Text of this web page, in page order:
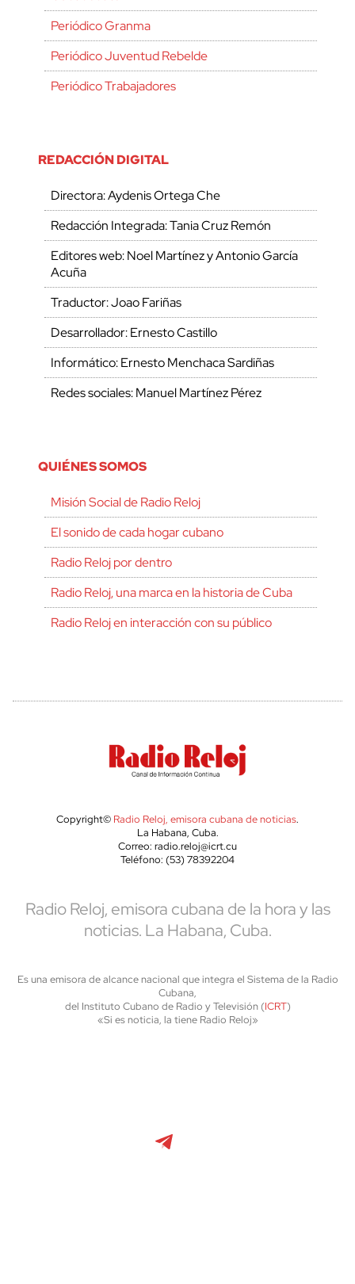
Periódico Granma
Periódico Juventud Rebelde
Periódico Trabajadores
REDACCIÓN DIGITAL
Directora: Aydenis Ortega Che
Redacción Integrada: Tania Cruz Remón
Editores web: Noel Martínez y Antonio García
Acuña
Traductor: Joao Fariñas
Desarrollador: Ernesto Castillo
Informático: Ernesto Menchaca Sardiñas
Redes sociales: Manuel Martínez Pérez
QUIÉNES SOMOS
Misión Social de Radio Reloj
El sonido de cada hogar cubano
Radio Reloj por dentro
Radio Reloj, una marca en la historia de Cuba
Radio Reloj en interacción con su público
Copyright© Radio Reloj, emisora cubana de noticias.
La Habana, Cuba.
Correo: radio.reloj@icrt.cu
Teléfono: (53) 78392204
Radio Reloj, emisora cubana de la hora y las
noticias. La Habana, Cuba.
Es una emisora de alcance nacional que integra el Sistema de la Radio
Cubana,
del Instituto Cubano de Radio y Televisión (ICRT)
«Si es noticia, la tiene Radio Reloj»